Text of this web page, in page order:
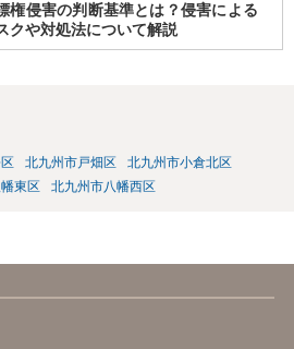
権侵害の判断基準とは？侵害による
クや対処法について解説
北九州市戸畑区
北九州市小倉北区
東区 北九州市八幡西区